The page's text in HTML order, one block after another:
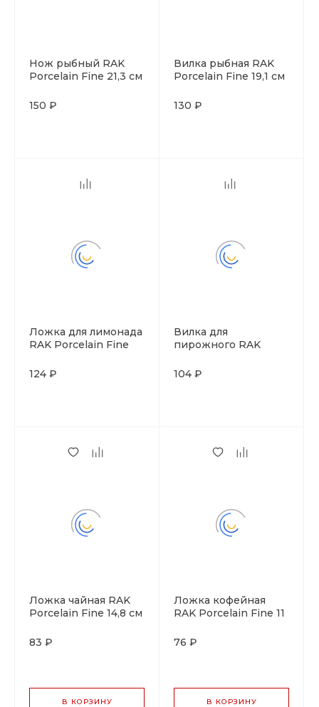
Нож рыбный RAK
Porcelain Fine 21,3 см
150 ₽
Вилка рыбная RAK
Porcelain Fine 19,1 см
130 ₽
Ложка для лимонада
RAK Porcelain Fine
124 ₽
Вилка для
пирожного RAK
104 ₽
Ложка чайная RAK
Porcelain Fine 14,8 см
83 ₽
В КОРЗИНУ
Ложка кофейная
RAK Porcelain Fine 11
76 ₽
В КОРЗИНУ